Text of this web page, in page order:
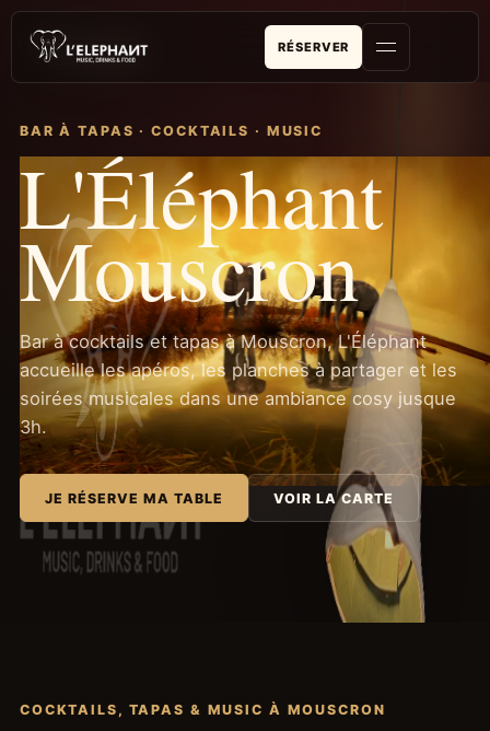
RÉSERVER
BAR À TAPAS · COCKTAILS · MUSIC
L'Éléphant
Mouscron
Bar à cocktails et tapas à Mouscron, L'Éléphant
accueille les apéros, les planches à partager et les
soirées musicales dans une ambiance cosy jusque
3h.
JE RÉSERVE MA TABLE VOIR LA CARTE
COCKTAILS, TAPAS & MUSIC À MOUSCRON